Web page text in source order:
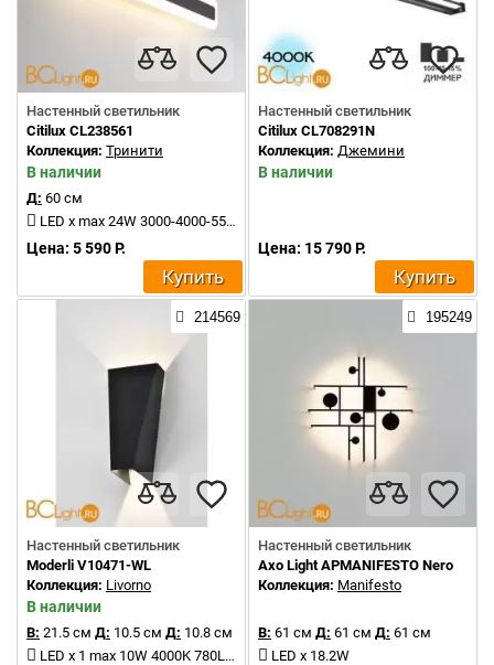
Настенный светильник
Citilux CL238561
Коллекция: Тринити
В наличии
Д: 60 см
LED x max 24W 3000-4000-5500K 2400Lm
Цена: 5 590 Р.
Купить
Настенный светильник
Citilux CL708291N
Коллекция: Джемини
В наличии
Цена: 15 790 Р.
Купить
214569
Настенный светильник
Moderli V10471-WL
Коллекция: Livorno
В наличии
В: 21.5 см Д: 10.5 см Д: 10.8 см
LED x 1 max 10W 4000K 780Lm
195249
Настенный светильник
Axo Light APMANIFESTO Nero
Коллекция: Manifesto
В: 61 см Д: 61 см Д: 61 см
LED x 18.2W